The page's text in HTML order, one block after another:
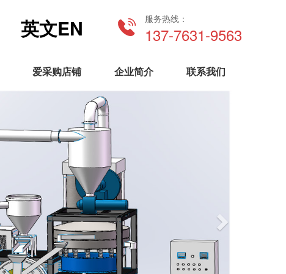
英文EN 服务热线：
137-7631-9563
爱采购店铺 企业简介 联系我们